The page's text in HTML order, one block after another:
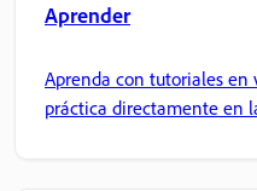
Aprender
Aprenda con tutoriales en
práctica directamente en